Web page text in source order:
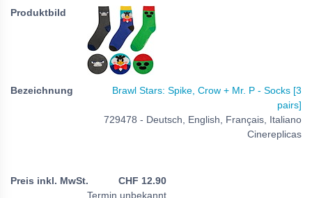
Brawl Stars: Spike, Crow + Mr. P - Socks [3
pairs]
729478 - Deutsch, English, Français, Italiano
Cinereplicas
CHF 12.90
Termin unbekannt